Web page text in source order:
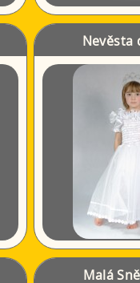
Nevěsta
Malá